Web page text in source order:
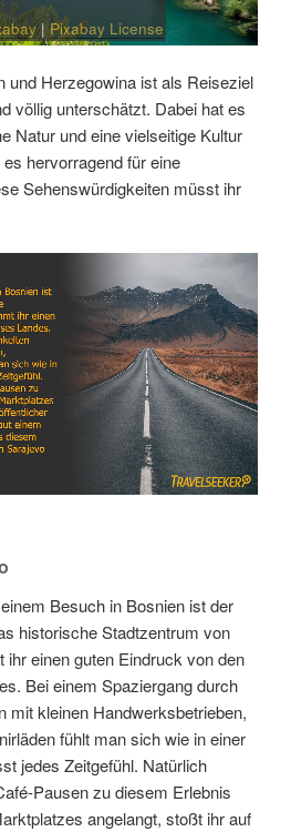
|Pixabay License
und Herzegowina ist als Reiseziel
völlig unterschätzt. Dabei hat es
Natur und eine vielseitige Kultur
hervorragend für eine
Sehenswürdigkeiten müsst ihr
Besuch in Bosnien ist der
historische Stadtzentrum von
einen guten Eindruck von den
Bei einem Spaziergang durch
mit kleinen Handwerksbetrieben,
fühlt man sich wie in einer
jedes Zeitgefühl. Natürlich
Pausen zu diesem Erlebnis
angelangt, stoßt ihr auf